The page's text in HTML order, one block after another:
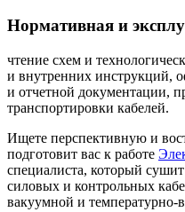
Нормативная и
чтение схем и
и внутренних инструкций,
и отчетной документации,
транспортировки кабелей.
Ищете перспективную и
подготовит вас к работе
специалиста, который
силовых и контрольных
вакуумной и